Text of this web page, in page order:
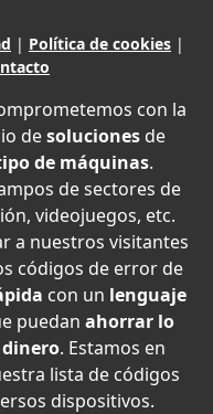
| Política de cookies |
con la
desoluciones de
de máquinas.
de sectores de
videojuegos, etc.
a nuestros visitantes
códigos de error de
con un lenguaje
puedan ahorrar lo
. Estamos en
lista de códigos
dispositivos.